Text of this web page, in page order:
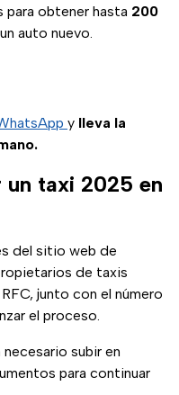
obtener hasta 200
auto nuevo.
y lleva la
un taxi 2025 en
del sitio web de
de taxis
junto con el número
el proceso.
subir en
para continuar